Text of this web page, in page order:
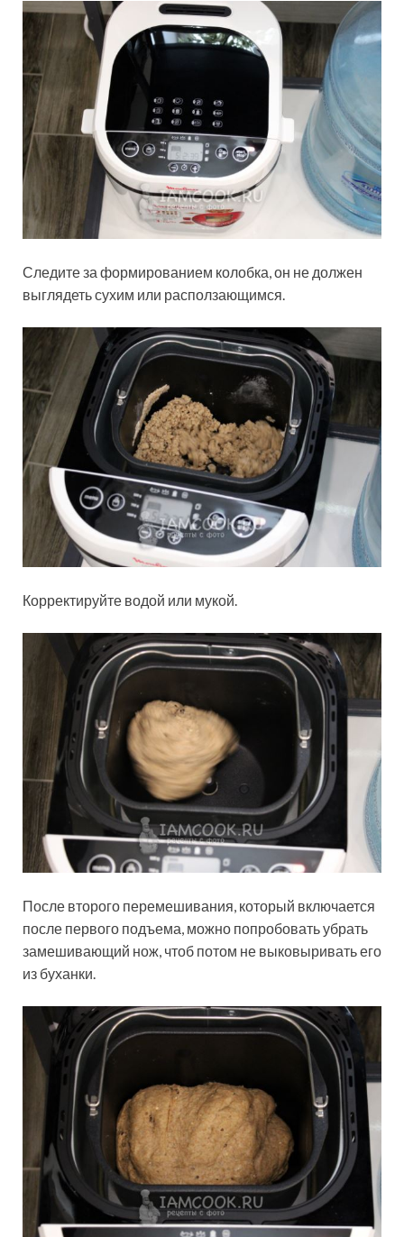
Следите за формированием колобка, он не должен
выглядеть сухим или расползающимся.
Корректируйте водой или мукой.
После второго перемешивания, который включается
после первого подъема, можно попробовать убрать
замешивающий нож, чтоб потом не выковыривать его
из буханки.